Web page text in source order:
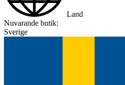
Land
Nuvarande butik:
Sverige